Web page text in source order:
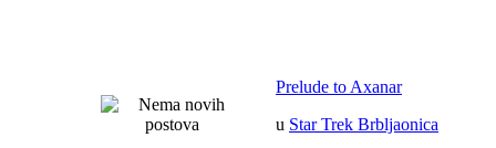
Prelude to Axanar
u Star Trek Brbljaonica